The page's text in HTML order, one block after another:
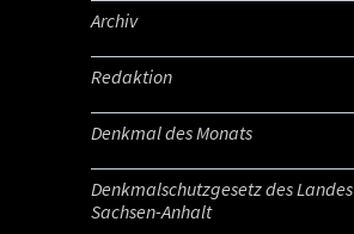
Archiv
Redaktion
Denkmal des Monats
Denkmalschutzgesetz des Landes
Sachsen-Anhalt